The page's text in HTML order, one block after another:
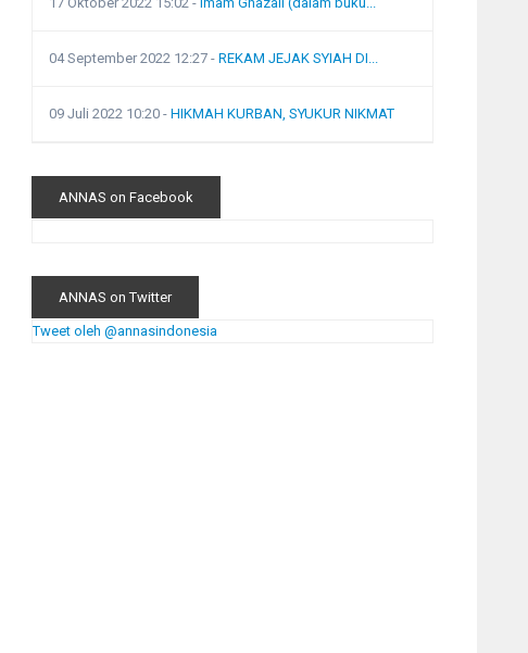
04 September 2022 12:27 - REKAM JEJAK SYIAH DI...
09 Juli 2022 10:20 - HIKMAH KURBAN, SYUKUR NIKMAT
ANNAS on Facebook
ANNAS on Twitter
Tweet oleh @annasindonesia